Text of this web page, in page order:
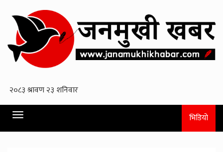
Toggle
navigation
भिडियो